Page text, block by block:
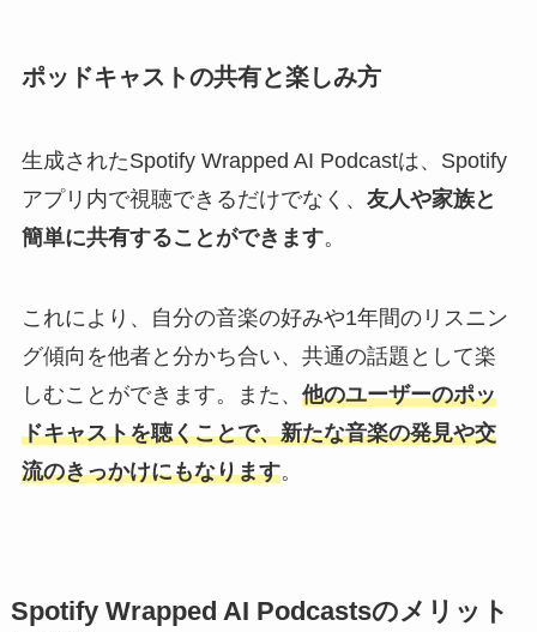
ポッドキャストの共有と楽しみ方
生成されたSpotify Wrapped AI Podcastは、Spotify
アプリ内で視聴できるだけでなく、 友人や家族と
簡単に共有することができます。
これにより、自分の音楽の好みや1年間のリスニン
グ傾向を他者と分かち合い、共通の話題として楽
しむことができます。また、 他のユーザーのポッ
ドキャストを聴くことで、新たな音楽の発見や交
流のきっかけにもなります。
Spotify Wrapped AI Podcastsのメリット